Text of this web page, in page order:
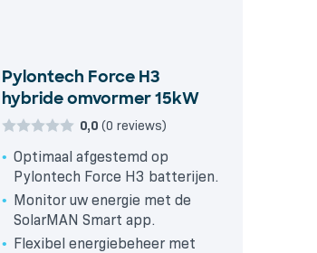
Pylontech Force H3
hybride omvormer 15kW
0,0(0 reviews)
Optimaal afgestemd op
Pylontech Force H3 batterijen.
Monitor uw energie met de
SolarMAN Smart app.
Flexibel energiebeheer met